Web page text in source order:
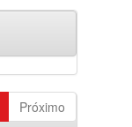
Próximo